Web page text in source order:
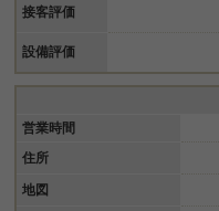
接客評価
設備評価
営業時間
住所
地図